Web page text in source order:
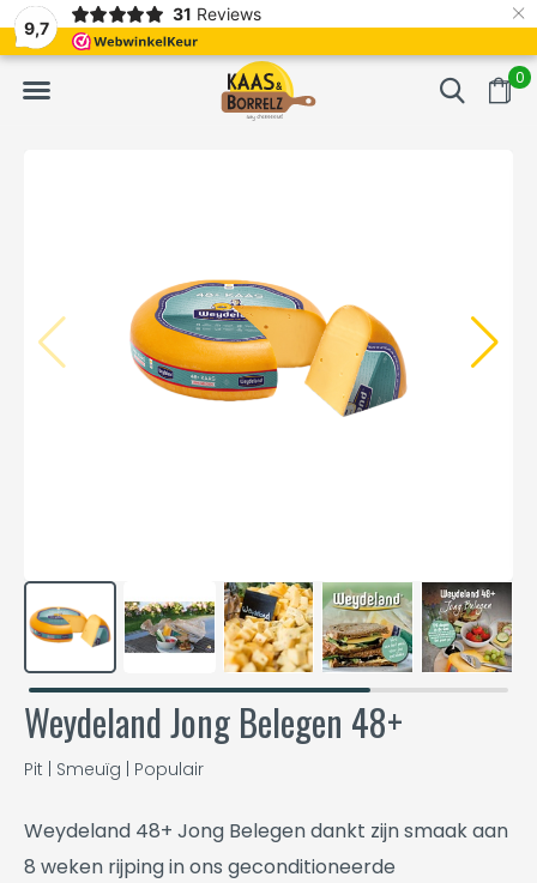
9,7
31 Reviews ×
0
Vaak volgende dag geleverd Gratis bezorgd
Weydeland Jong Belegen 48+
Pit | Smeuïg | Populair
Weydeland 48+ Jong Belegen dankt zijn smaak aan
8 weken rijping in ons geconditioneerde